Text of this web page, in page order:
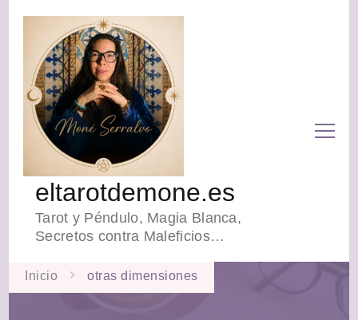
eltarotdemone.es
Tarot y Péndulo, Magia Blanca,
Secretos contra Maleficios…
Inicio otras dimensiones